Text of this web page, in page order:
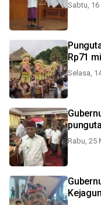
Sabtu, 16
Rp71
Selasa,
Rabu, 25